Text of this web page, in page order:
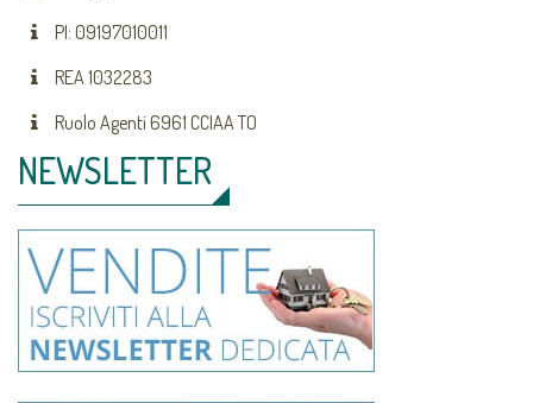
PI: 09197010011
REA 1032283
Ruolo Agenti 6961 CCIAA TO
NEWSLETTER